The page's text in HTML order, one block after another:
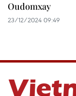
Oudomxay
23/12/2024 09:49